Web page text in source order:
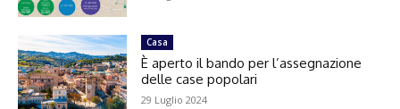
Casa
È aperto il bando per l’assegnazione
delle case popolari
29 Luglio 2024